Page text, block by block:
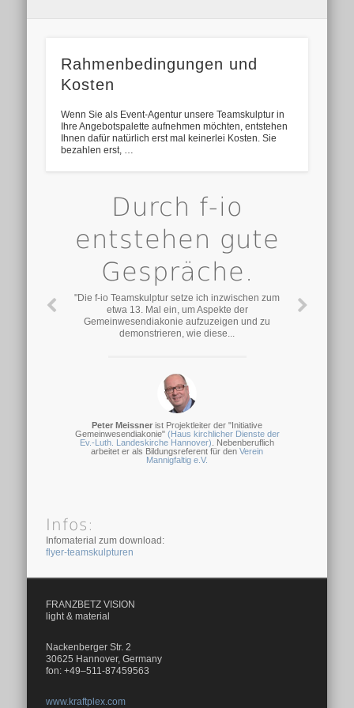
Rahmenbedingungen und
Kosten
Wenn Sie als Event-Agentur unsere Teamskulptur in
Ihre Angebotspalette aufnehmen möchten, entstehen
Ihnen dafür natürlich erst mal keinerlei Kosten. Sie
bezahlen erst, …
Durch f-io
entstehen gute
Gespräche.
"Die f-io Teamskulptur setze ich inzwischen zum
etwa 13. Mal ein, um Aspekte der
Gemeinwesendiakonie aufzuzeigen und zu
demonstrieren, wie diese...
Peter Meissner ist Projektleiter der "Initiative
Gemeinwesendiakonie" (Haus kirchlicher Dienste der
Ev.-Luth. Landeskirche Hannover) . Nebenberuflich
arbeitet er als Bildungsreferent für den Verein
Mannigfaltig e.V.
Infos:
Infomaterial zum download:
flyer-teamskulpturen
FRANZBETZ VISION
light & material
Nackenberger Str. 2
30625 Hannover, Germany
fon: +49–511-87459563
www.kraftplex.com